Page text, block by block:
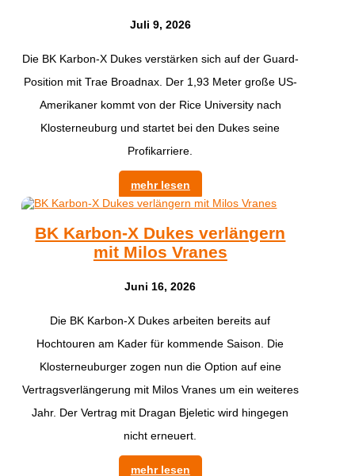
Juli 9, 2026
Die BK Karbon-X Dukes verstärken sich auf der Guard-
Position mit Trae Broadnax. Der 1,93 Meter große US-
Amerikaner kommt von der Rice University nach
Klosterneuburg und startet bei den Dukes seine
Profikarriere.
mehr lesen
BK Karbon-X Dukes verlängern
mit Milos Vranes
Juni 16, 2026
Die BK Karbon-X Dukes arbeiten bereits auf
Hochtouren am Kader für kommende Saison. Die
Klosterneuburger zogen nun die Option auf eine
Vertragsverlängerung mit Milos Vranes um ein weiteres
Jahr. Der Vertrag mit Dragan Bjeletic wird hingegen
nicht erneuert.
mehr lesen